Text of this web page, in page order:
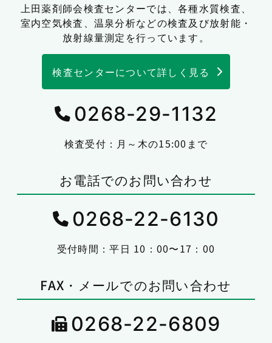
上田薬剤師会検査センターでは、各種水質検査、
室内空気検査、温泉分析などの検査及び放射能・
放射線量測定を行っています。
検査センターについて詳しく見る
0268-29-1132
検査受付：月～木の15:00まで
お電話でのお問い合わせ
0268-22-6130
受付時間：平日 10：00〜17：00
FAX・メールでのお問い合わせ
0268-22-6809